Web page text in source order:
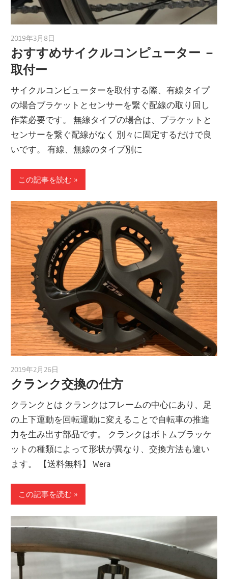
2019年3月8日
おすすめサイクルコンピューター －
取付ー
サイクルコンピューターを取付する際、有線タイプ
の場合ブラケットとセンサーを繋ぐ配線の取り回し
作業必要です。 無線タイプの場合は、ブラケットと
センサーを繋ぐ配線がなく 別々に固定するだけで良
いです。 有線、無線のタイプ別に
この記事を読む
2019年2月26日
クランク交換の仕方
クランクとは クランクはフレームの中心にあり、足
の上下運動を回転運動に変えることで自転車の推進
力を生み出す部品です。 クランクはボトムブラッケ
ットの種類によって形状が異なり、交換方法も違い
ます。 【送料無料】 Wera
この記事を読む